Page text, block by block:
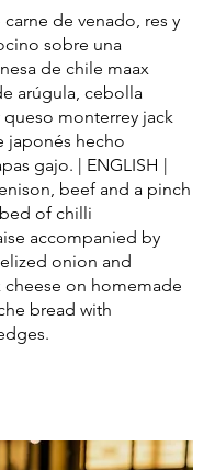
de venado, res y
sobre una
de chile maax
arúgula, cebolla
queso monterrey jack
japonés hecho
gajo. | ENGLISH |
beef and a pinch
of chilli
accompanied by
onion and
cheese on homemade
bread with